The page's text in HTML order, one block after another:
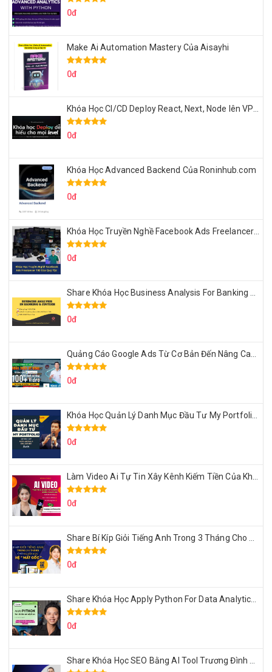
0đ
Make Ai Automation Mastery Của Aisayhi
0đ
Khóa Học CI/CD Deploy React, Next, Node lên VPS Dư Thanh Được
0đ
Khóa Học Advanced Backend Của Roninhub.com
0đ
Khóa Học Truyền Nghề Facebook Ads Freelancer 102 Của Quý Tộc
0đ
Share Khóa Học Business Analysis For Banking & Fintech Của Hai Lúa
0đ
Quảng Cáo Google Ads Từ Cơ Bản Đến Nâng Cao Cùng Tungleads
0đ
Khóa Học Quản Lý Danh Mục Đầu Tư My Portfolio Của Afa
0đ
Làm Video Ai Tự Tin Xây Kênh Kiếm Tiền Của Khởi Nguyên MMO
0đ
Share Bí Kíp Giỏi Tiếng Anh Trong 3 Tháng Cho Người Học Hệ Mất Gốc
0đ
Share Khóa Học Apply Python For Data Analytics Của Mazhocdata
0đ
Share Khóa Học SEO Bằng AI Tool Trương Đình Nam